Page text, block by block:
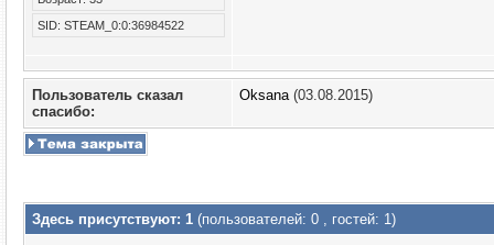
SID: STEAM_0:0:36984522
Пользователь сказал
cпасибо:
Oksana(03.08.2015)
Здесь присутствуют: 1 (пользователей: 0 , гостей: 1)